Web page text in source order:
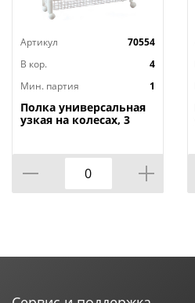
Артикул
70554
В кор.
4
Мин. партия
1
Полка универсальная
узкая на колесах, 3